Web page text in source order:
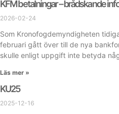
KFM betalningar – brådskande
2026-02-24
Som Kronofogdemyndigheten
februari gått över till de nya
skulle enligt uppgift inte betyda
Läs mer »
KU25
2025-12-16